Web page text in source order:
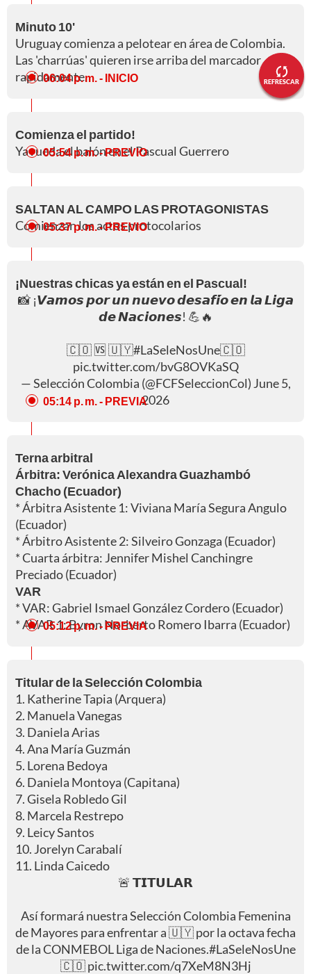
REFRESCAR
Minuto 10'
Uruguay comienza a pelotear en área de Colombia.
Las 'charrúas' quieren irse arriba del marcador
rapidamente.
06:04 p. m. - INICIO
Comienza el partido!
Ya rueda el balón en el Pascual Guerrero
05:54 p. m.- PREVIO
SALTAN AL CAMPO LAS PROTAGONISTAS
Comienzan los actos protocolarios
05:37 p. m.- PREVIO
¡Nuestras chicas ya están en el Pascual!
📸 ¡𝙑𝙖𝙢𝙤𝙨 𝙥𝙤𝙧 𝙪𝙣 𝙣𝙪𝙚𝙫𝙤 𝙙𝙚𝙨𝙖𝙛𝙞́𝙤 𝙚𝙣 𝙡𝙖 𝙇𝙞𝙜𝙖
𝙙𝙚 𝙉𝙖𝙘𝙞𝙤𝙣𝙚𝙨! 💪🔥
🇨🇴 🆚 🇺🇾#LaSeleNosUne🇨🇴
pic.twitter.com/bvG8OVKaSQ
— Selección Colombia (@FCFSeleccionCol) June 5,
2026
05:14 p. m. - PREVIA
Terna arbitral
Árbitra: Verónica Alexandra Guazhambó
Chacho (Ecuador)
* Árbitra Asistente 1: Viviana María Segura Angulo
(Ecuador)
* Árbitro Asistente 2: Silveiro Gonzaga (Ecuador)
* Cuarta árbitra: Jennifer Mishel Canchingre
Preciado (Ecuador)
VAR
* VAR: Gabriel Ismael González Cordero (Ecuador)
* AVAR 1: Byron Norberto Romero Ibarra (Ecuador)
05:12 p. m.- PREVIA
Titular de la Selección Colombia
1. Katherine Tapia (Arquera)
2. Manuela Vanegas
3. Daniela Arias
4. Ana María Guzmán
5. Lorena Bedoya
6. Daniela Montoya (Capitana)
7. Gisela Robledo Gil
8. Marcela Restrepo
9. Leicy Santos
10. Jorelyn Carabalí
11. Linda Caicedo
🚨 𝗧𝗜𝗧𝗨𝗟𝗔𝗥
Así formará nuestra Selección Colombia Femenina
de Mayores para enfrentar a 🇺🇾 por la octava fecha
de la CONMEBOL Liga de Naciones.#LaSeleNosUne
🇨🇴pic.twitter.com/q7XeM8N3Hj